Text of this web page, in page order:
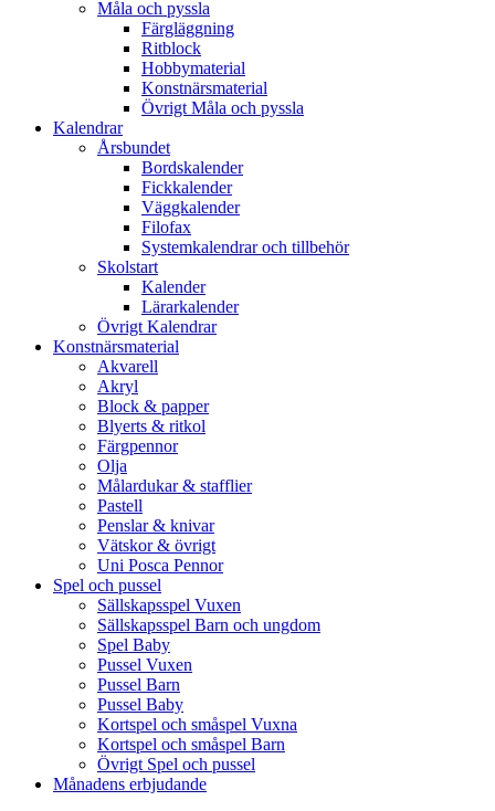
Måla och pyssla
Färgläggning
Ritblock
Hobbymaterial
Konstnärsmaterial
Övrigt Måla och pyssla
Kalendrar
Årsbundet
Bordskalender
Fickkalender
Väggkalender
Filofax
Systemkalendrar och tillbehör
Skolstart
Kalender
Lärarkalender
Övrigt Kalendrar
Konstnärsmaterial
Akvarell
Akryl
Block & papper
Blyerts & ritkol
Färgpennor
Olja
Målardukar & stafflier
Pastell
Penslar & knivar
Vätskor & övrigt
Uni Posca Pennor
Spel och pussel
Sällskapsspel Vuxen
Sällskapsspel Barn och ungdom
Spel Baby
Pussel Vuxen
Pussel Barn
Pussel Baby
Kortspel och småspel Vuxna
Kortspel och småspel Barn
Övrigt Spel och pussel
Månadens erbjudande